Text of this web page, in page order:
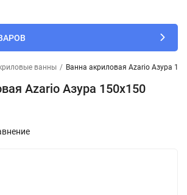
ванны / Ванна акриловая Azario Азура
Azario Азура 150х150